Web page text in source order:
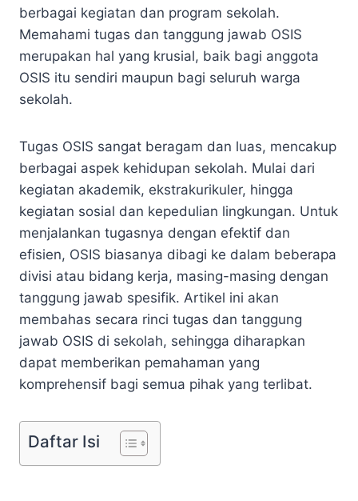
berbagai kegiatan dan program sekolah.
Memahami tugas dan tanggung jawab OSIS
merupakan hal yang krusial, baik bagi anggota
OSIS itu sendiri maupun bagi seluruh warga
sekolah.
Tugas OSIS sangat beragam dan luas, mencakup
berbagai aspek kehidupan sekolah. Mulai dari
kegiatan akademik, ekstrakurikuler, hingga
kegiatan sosial dan kepedulian lingkungan. Untuk
menjalankan tugasnya dengan efektif dan
efisien, OSIS biasanya dibagi ke dalam beberapa
divisi atau bidang kerja, masing-masing dengan
tanggung jawab spesifik. Artikel ini akan
membahas secara rinci tugas dan tanggung
jawab OSIS di sekolah, sehingga diharapkan
dapat memberikan pemahaman yang
komprehensif bagi semua pihak yang terlibat.
Daftar Isi